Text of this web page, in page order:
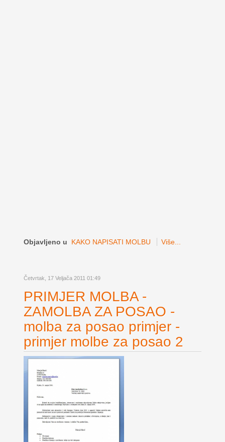
Objavljeno u KAKO NAPISATI MOLBU Više...
Četvrtak, 17 Veljača 2011 01:49
PRIMJER MOLBA -
ZAMOLBA ZA POSAO -
molba za posao primjer -
primjer molbe za posao 2